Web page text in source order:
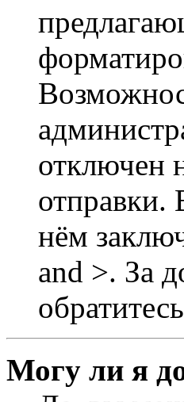
отключен
отправки.
нём
and >. За
Могу ли я